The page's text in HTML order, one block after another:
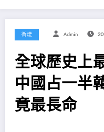
街燈 Admin
全球歷史上
中國占一半
竟最長命